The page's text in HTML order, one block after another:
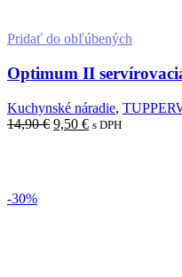
Pridať do obľúbených
Optimum II
Kuchynské náradie,
14,90€ 9,50 € s DPH
-30%